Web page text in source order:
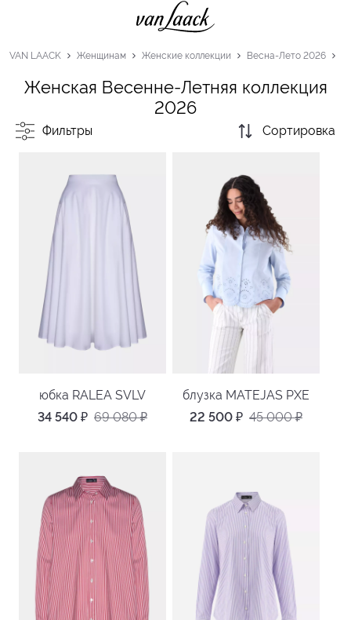
VAN LAACK Женщинам Женские коллекции Весна-Лето 2026
Женская Весенне-Летняя коллекция
2026
Фильтры Сортировка
юбка RALEA SVLV
34 540 ₽ 69 080₽
блузка MATEJAS PXE
22 500 ₽ 45 000₽